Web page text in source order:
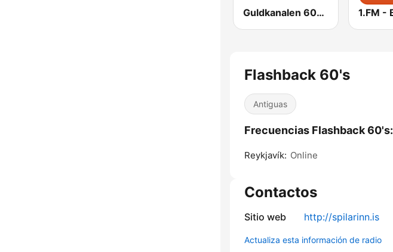
Guldkanalen 60-tal
Flashback 60's
Antiguas
Frecuencias Flashback 60's:
Reykjavík: Online
Contactos
Sitio web http://spilarinn.is
Actualiza esta información de radio